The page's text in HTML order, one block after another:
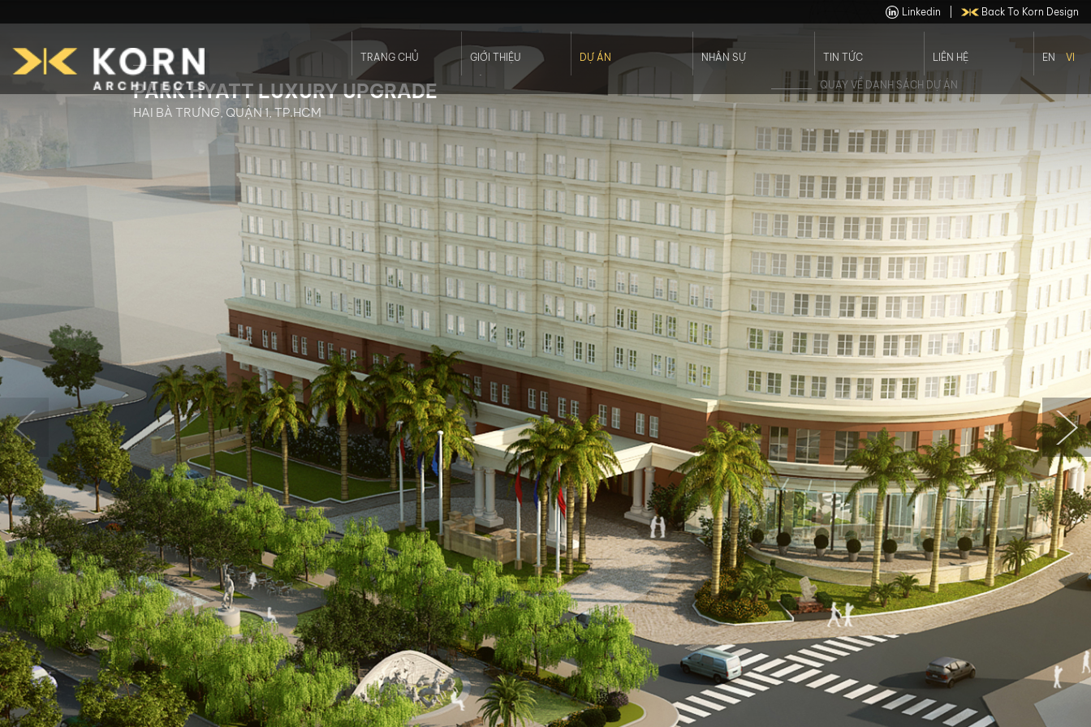
Linkedin Back To Korn Design
TRANG CHỦ
GIỚI THIỆU
Hồ Sơ Năng Lực
Dịch Vụ
Khách Hàng
Giải Thưởng
DỰ ÁN
Khách Sạn
Căn Hộ Phức Hợp
Công Trình Công Cộng
Quy Hoạch
Nội Thất - Koi Studio
NHÂN SỰ
Đội Ngũ Lãnh Đạo
TIN TỨC
LIÊN HỆ
Cơ Hội Việc Làm
EN VI
PARK HYATT LUXURY UPGRADE
HAI BÀ TRƯNG, QUẬN 1, TP.HCM
QUAY VỀ DANH SÁCH DỰ ÁN